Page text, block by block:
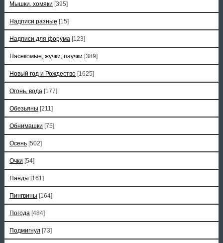
Мышки, хомяки [395]
Надписи разные [15]
Надписи для форума [123]
Насекомые, жучки, паучки [389]
Новый год и Рождество [1625]
Огонь, вода [177]
Обезьяны [211]
Обнимашки [75]
Осень [502]
Очки [54]
Панды [161]
Пингвины [164]
Погода [484]
Подмигнул [73]